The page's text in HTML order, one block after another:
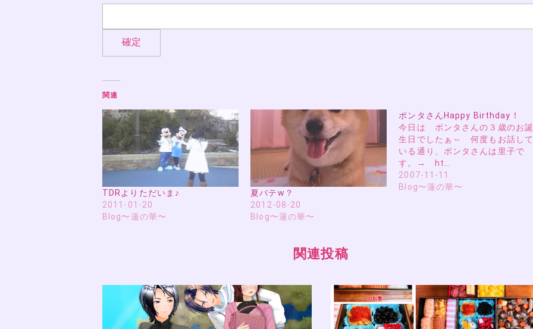
関連
TDRよりただいま♪
2011-01-20
Blog〜蓮の華〜
夏バテw？
2012-08-20
Blog〜蓮の華〜
ポンタさんHappy Birthday！
今日は ポンタさんの３歳のお誕
生日でしたぁ～ 何度もお話して
いる通り、ポンタさんは里子で
す。→ ht…
2007-11-11
Blog〜蓮の華〜
関連投稿